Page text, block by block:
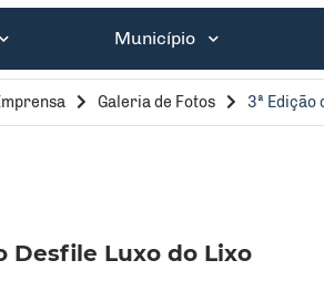
menu
Município
Galeria de Fotos 3ª Edição
Desfile Luxo do Lixo